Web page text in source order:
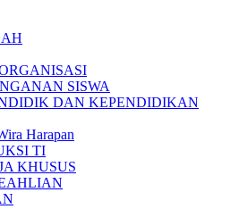
SISWA
DAN KEPENDIDIKAN
Harapan
TI
KHUSUS